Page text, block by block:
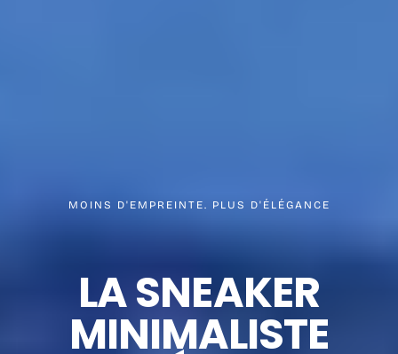
MOINS D'EMPREINTE. PLUS D'ÉLÉGANCE
LA SNEAKER
MINIMALISTE